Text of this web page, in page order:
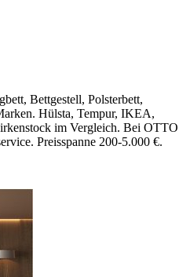
Bettgestell, Polsterbett,
Hülsta, Tempur, IKEA,
im Vergleich. Bei OTTO
Preisspanne 200-5.000 €.